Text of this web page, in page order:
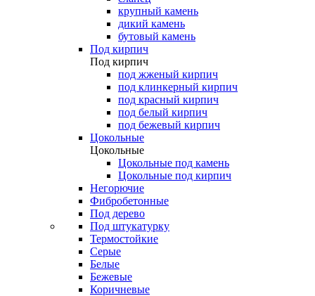
крупный камень
дикий камень
бутовый камень
Под кирпич
Под кирпич
под жженый кирпич
под клинкерный кирпич
под красный кирпич
под белый кирпич
под бежевый кирпич
Цокольные
Цокольные
Цокольные под камень
Цокольные под кирпич
Негорючие
Фибробетонные
Под дерево
Под штукатурку
Термостойкие
Серые
Белые
Бежевые
Коричневые